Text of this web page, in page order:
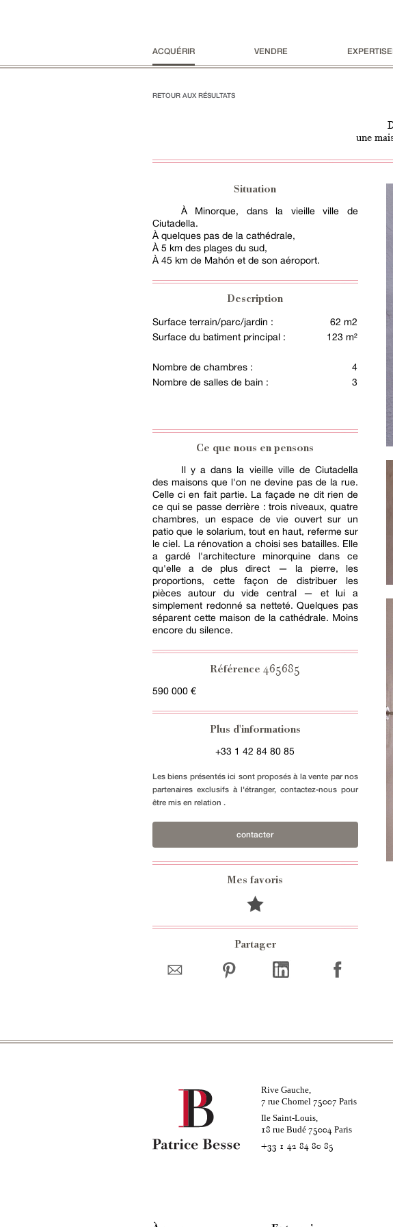
ACQUÉRIR VENDRE
RETOUR AUX RÉSULTATS
une
Situation
À Minorque, dans la vieille ville de
Ciutadella.
À quelques pas de la cathédrale,
À 5 km des plages du sud,
À 45 km de Mahón et de son aéroport.
Description
Surface terrain/parc/jardin :
62 m2
Surface du batiment principal :
123 m²
Nombre de chambres :
4
Nombre de salles de bain :
3
Ce que nous en pensons
Il y a dans la vieille ville de Ciutadella
des maisons que l'on ne devine pas de la rue.
Celle ci en fait partie. La façade ne dit rien de
ce qui se passe derrière : trois niveaux, quatre
chambres, un espace de vie ouvert sur un
patio que le solarium, tout en haut, referme sur
le ciel. La rénovation a choisi ses batailles. Elle
a gardé l'architecture minorquine dans ce
qu'elle a de plus direct — la pierre, les
proportions, cette façon de distribuer les
pièces autour du vide central — et lui a
simplement redonné sa netteté. Quelques pas
séparent cette maison de la cathédrale. Moins
encore du silence.
Référence465685
590 000 €
Plus d'informations
+33 1 42 84 80 85
Les biens présentés ici sont proposés à la vente par nos
partenaires exclusifs à l'étranger, contactez-nous pour
être mis en relation .
contacter
Mes favoris
Partager
Rive Gauche,
7 rue Chomel 75007 Paris
Ile Saint-Louis,
18 rue Budé 75004Paris
+33 1 42 84 80 85